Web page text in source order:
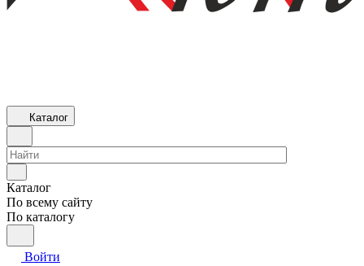
Каталог
Каталог
По всему сайту
По каталогу
Войти